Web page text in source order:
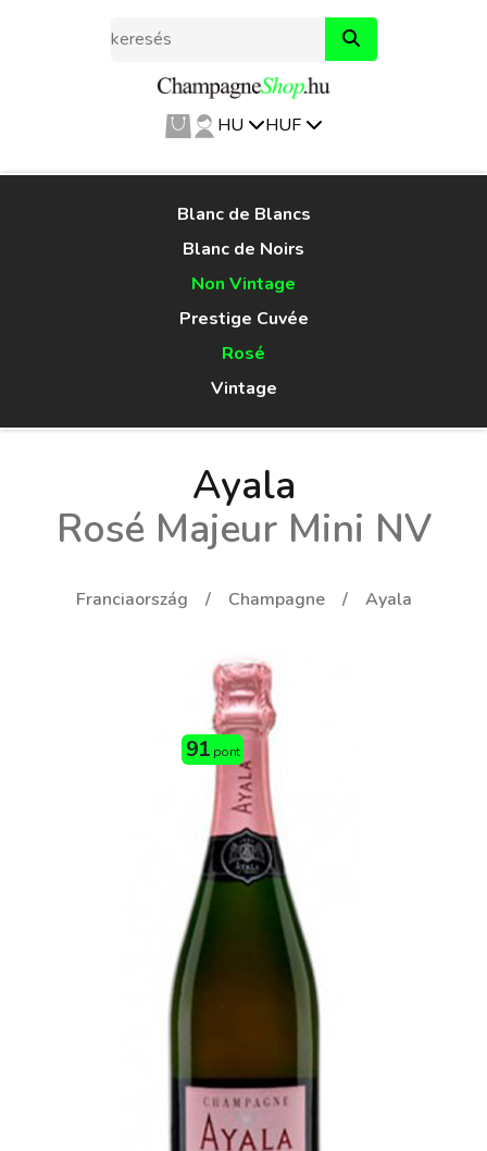
HU HUF
Blanc de Blancs
Blanc de Noirs
Non Vintage
Prestige Cuvée
Rosé
Vintage
Ayala
Rosé Majeur Mini NV
Franciaország Champagne Ayala
91 pont